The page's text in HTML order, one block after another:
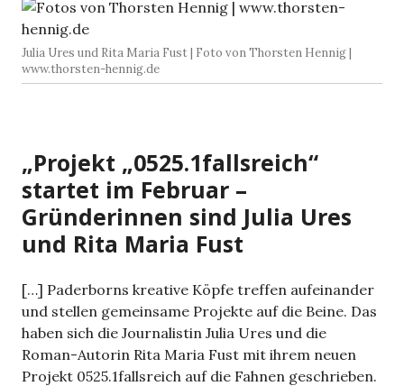
Julia Ures und Rita Maria Fust | Foto von Thorsten Hennig |
www.thorsten-hennig.de
„Projekt „0525.1fallsreich“
startet im Februar –
Gründerinnen sind Julia Ures
und Rita Maria Fust
[…] Paderborns kreative Köpfe treffen aufeinander
und stellen gemeinsame Projekte auf die Beine. Das
haben sich die Journalistin Julia Ures und die
Roman-Autorin Rita Maria Fust mit ihrem neuen
Projekt 0525.1fallsreich auf die Fahnen geschrieben.